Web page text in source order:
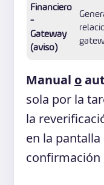
Financiero
-
Gateway
(aviso)
Manual o
sola por la
la
en la
confirmación